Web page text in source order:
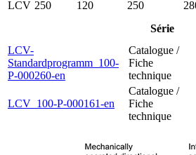
LCV 250 120 250
Série
LCV-
Standardprogramm_100-
P-000260-en
Catalogue /
Fiche
technique
LCV_100-P-000161-en
Catalogue /
Fiche
technique